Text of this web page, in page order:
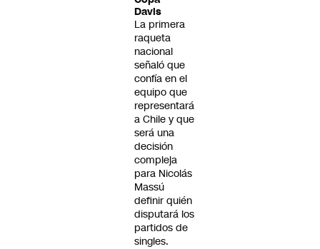
Davis
La primera
raqueta
nacional
señaló que
confía en el
equipo que
representará
a Chile y que
será una
decisión
compleja
para Nicolás
Massú
definir quién
disputará los
partidos de
singles.